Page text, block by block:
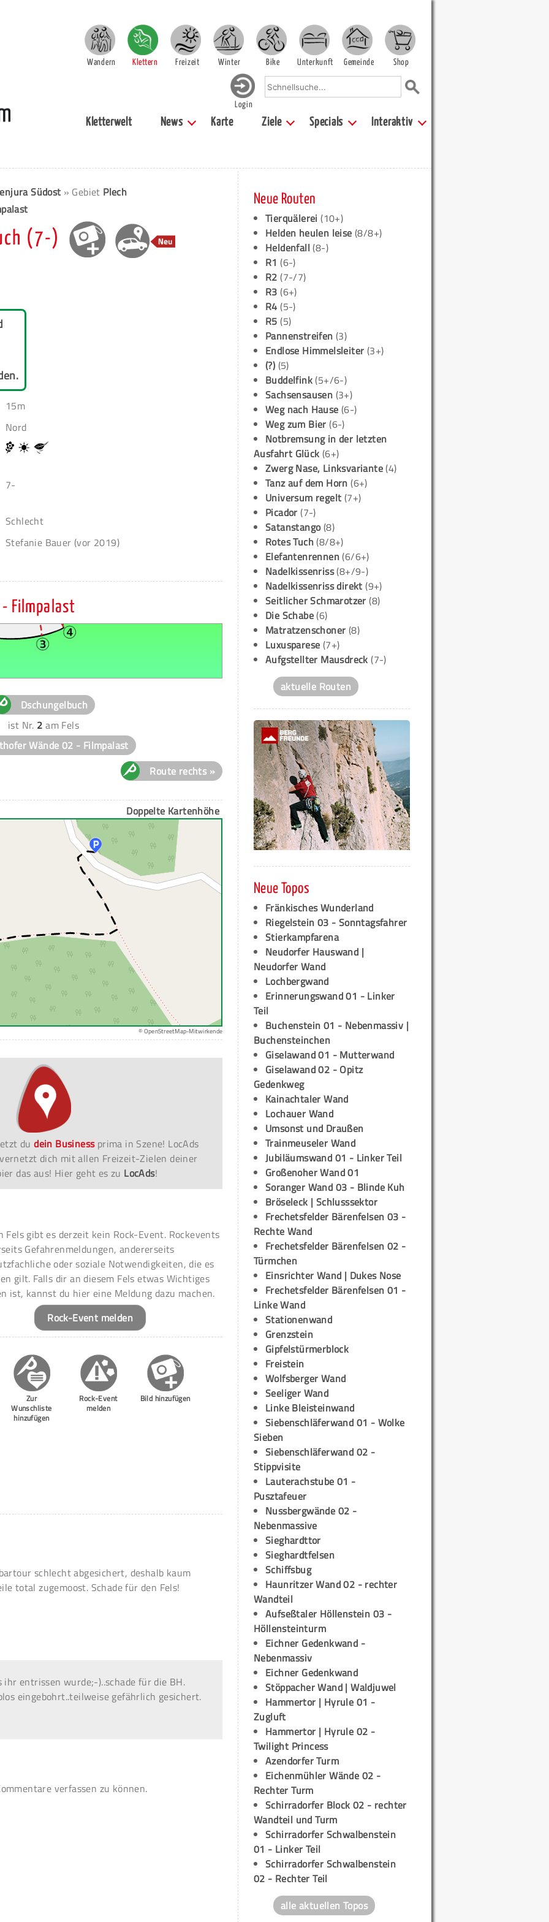
Wandern Klettern Freizeit Winter Bike Unterkunft Gemeinde Shop
Login
Kletterwelt News Karte Ziele Specials Interaktiv
Südost » Gebiet Plech
(7-)
15m
Nord
7-
Schlecht
Stefanie Bauer (vor 2019)
Filmpalast
Dschungelbuch
ist Nr. 2 am Fels
Wände 02 - Filmpalast
Route rechts »
Doppelte Kartenhöhe
© OpenStreetMap-Mitwirkende
dudein Businessprima in Szene! LocAds
dich mit allen Freizeit-Zielen deiner
das aus! Hier geht es zu LocAds!
Fels gibt es derzeit kein Rock-Event. Rockevents
Gefahrenmeldungen, andererseits
oder soziale Notwendigkeiten, die es
gilt. Falls dir an diesem Fels etwas Wichtiges
ist, kannst du hier eine Meldung dazu machen.
Rock-Event melden
Zur
Wunschliste
hinzufügen
Rock-Event
melden
Bild hinzufügen
schlecht abgesichert, deshalb kaum
total zugemoost. Schade für den Fels!
entrissen wurde;-)..schade für die BH.
eingebohrt..teilweise gefährlich gesichert.
verfassen zu können.
Neue Routen
Tierquälerei (10+)
Helden heulen leise(8/8+)
Heldenfall(8-)
R1 (6-)
R2 (7-/7)
R3 (6+)
R4 (5-)
R5 (5)
Pannenstreifen (3)
Endlose Himmelsleiter (3+)
(?) (5)
Buddelfink(5+/6-)
Sachsensausen (3+)
Weg nach Hause (6-)
Weg zum Bier (6-)
Notbremsung in der letzten
Ausfahrt Glück (6+)
Zwerg Nase, Linksvariante(4)
Tanz auf dem Horn (6+)
Universum regelt (7+)
Picador (7-)
Satanstango(8)
Rotes Tuch(8/8+)
Elefantenrennen(6/6+)
Nadelkissenriss(8+/9-)
Nadelkissenriss direkt (9+)
Seitlicher Schmarotzer (8)
Die Schabe(6)
Matratzenschoner (8)
Luxusparese (7+)
Aufgstellter Mausdreck (7-)
aktuelle Routen
Neue Topos
Fränkisches Wunderland
Riegelstein 03 - Sonntagsfahrer
Stierkampfarena
Neudorfer Hauswand |
Neudorfer Wand
Lochbergwand
Erinnerungswand 01 - Linker
Teil
Buchenstein 01 - Nebenmassiv |
Buchensteinchen
Giselawand 01 - Mutterwand
Giselawand 02 - Opitz
Gedenkweg
Kainachtaler Wand
Lochauer Wand
Umsonst und Draußen
Trainmeuseler Wand
Jubiläumswand 01 - Linker Teil
Großenoher Wand 01
Soranger Wand 03 - Blinde Kuh
Bröseleck | Schlusssektor
Frechetsfelder Bärenfelsen 03 -
Rechte Wand
Frechetsfelder Bärenfelsen 02 -
Türmchen
Einsrichter Wand | Dukes Nose
Frechetsfelder Bärenfelsen 01 -
Linke Wand
Stationenwand
Grenzstein
Gipfelstürmerblock
Freistein
Wolfsberger Wand
Seeliger Wand
Linke Bleisteinwand
Siebenschläferwand 01 - Wolke
Sieben
Siebenschläferwand 02 -
Stippvisite
Lauterachstube 01 -
Pusztafeuer
Nussbergwände 02 -
Nebenmassive
Sieghardttor
Sieghardtfelsen
Schiffsbug
Haunritzer Wand 02 - rechter
Wandteil
Aufseßtaler Höllenstein 03 -
Höllensteinturm
Eichner Gedenkwand -
Nebenmassiv
Eichner Gedenkwand
Stöppacher Wand | Waldjuwel
Hammertor | Hyrule 01 -
Zugluft
Hammertor | Hyrule 02 -
Twilight Princess
Azendorfer Turm
Eichenmühler Wände 02 -
Rechter Turm
Schirradorfer Block 02 - rechter
Wandteil und Turm
Schirradorfer Schwalbenstein
01 - Linker Teil
Schirradorfer Schwalbenstein
02 - Rechter Teil
alle aktuellen Topos